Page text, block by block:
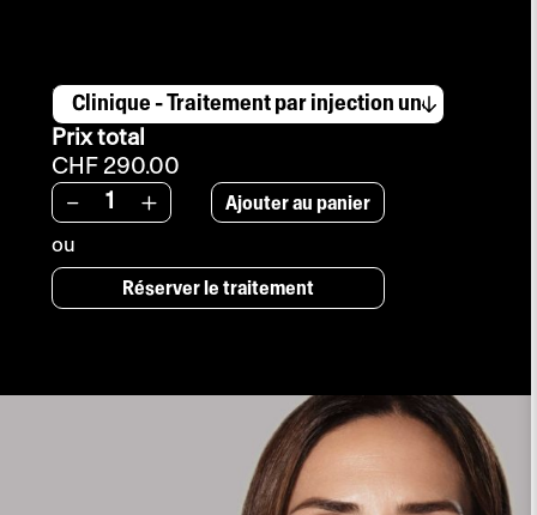
-Fourchette
de
prix
:
CHF 290.00
CHF 890.00
Prix total
CHF 290.00
- + Ajouter au panier
ou
Réserver le traitement